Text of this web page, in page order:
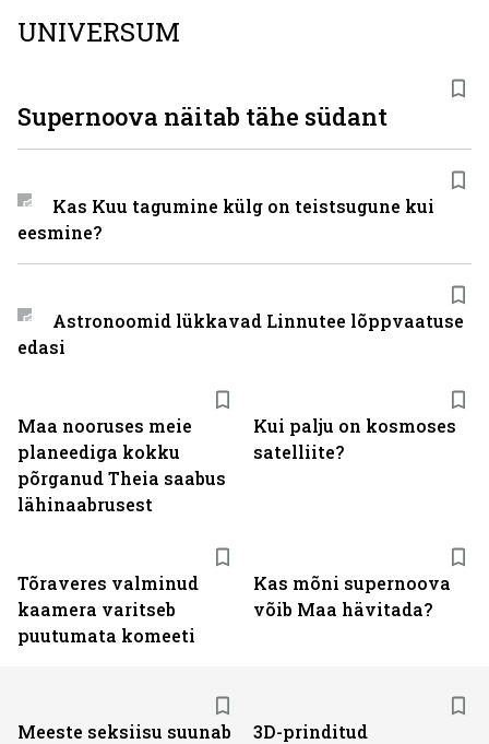
UNIVERSUM
Maa nooruses meie
planeediga kokku
põrganud Theia saabus
lähinaabrusest
Kui palju on kosmoses
satelliite?
Tõraveres valminud
kaamera varitseb
puutumata komeeti
Kas mõni supernoova
võib Maa hävitada?
Supernoova näitab tähe südant
Kas Kuu tagumine külg on teistsugune kui
eesmine?
Astronoomid lükkavad Linnutee lõppvaatuse
edasi
Meeste seksiisu suunab
3D-prinditud